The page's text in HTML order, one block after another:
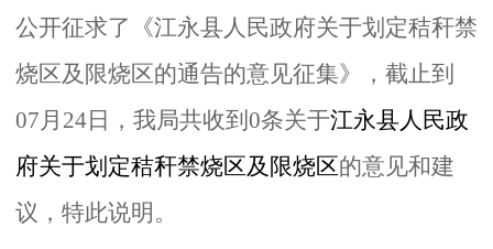
公开征求了《江永县人民政府关于划定秸秆禁
烧区及限烧区的通告的意见征集》
，截止到
07月24日，我局共收到0条关于江永县人民政
府关于划定秸秆禁烧区及限烧区的意见和建
议，特此说明。